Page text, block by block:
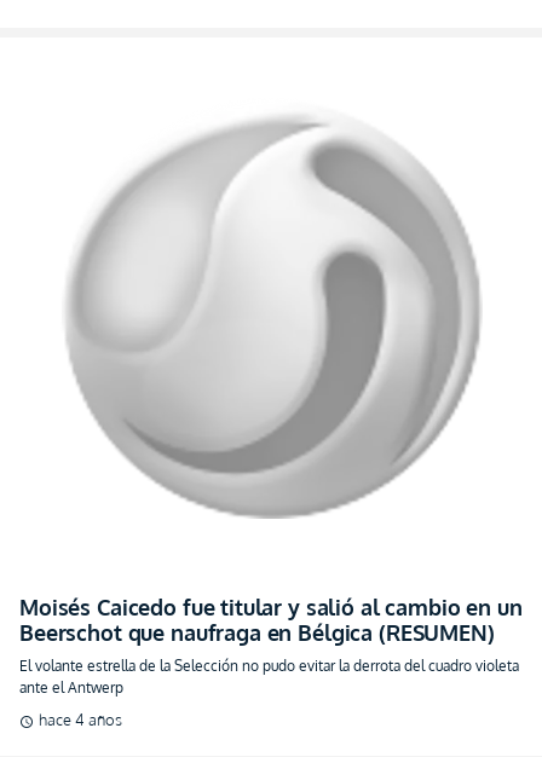
Moisés Caicedo fue titular y salió al cambio en un
Beerschot que naufraga en Bélgica (RESUMEN)
El volante estrella de la Selección no pudo evitar la derrota del cuadro violeta
ante el Antwerp
schedule hace 4 años